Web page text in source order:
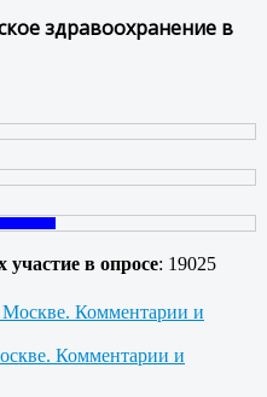
здравоохранение в
в опросе: 19025
Комментарии и